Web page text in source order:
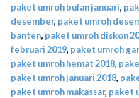
paket umroh bulan januari,
desember, paket umroh
banten, paket umroh diskon
februari 2019, paket umroh
paket umroh hemat 2018,
paket umroh januari 2018,
paket umroh makassar, paket